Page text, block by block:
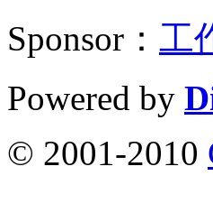
Sponsor： 工
Powered by
© 2001-2010